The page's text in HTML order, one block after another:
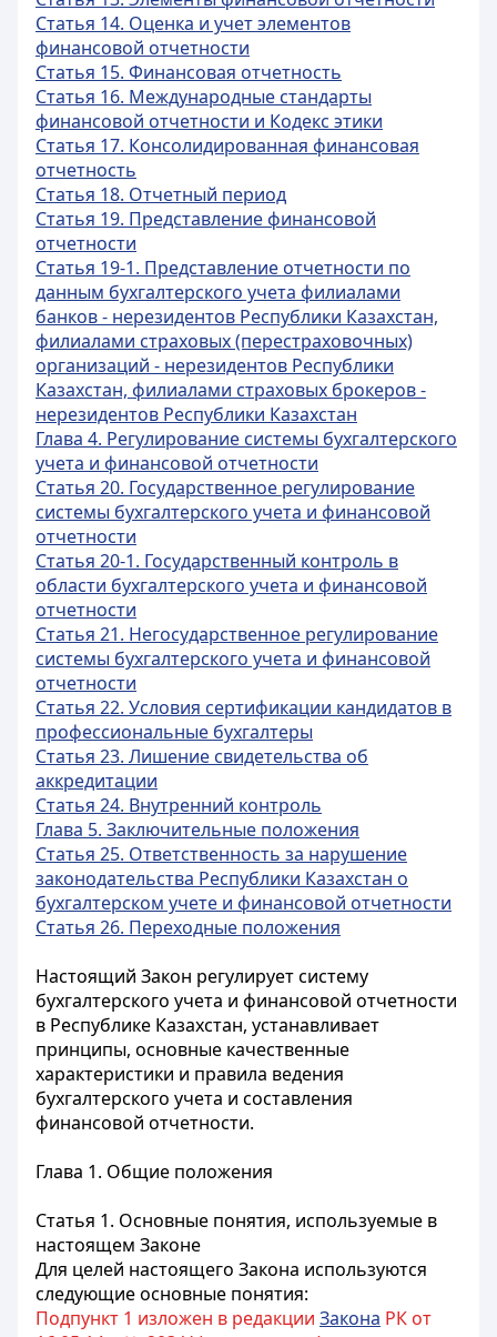
Статья 14. Оценка и учет элементов
финансовой отчетности
Статья 15. Финансовая отчетность
Статья 16. Международные стандарты
финансовой отчетности и Кодекс этики
Статья 17. Консолидированная финансовая
отчетность
Статья 18. Отчетный период
Статья 19. Представление финансовой
отчетности
Статья 19-1. Представление отчетности по
данным бухгалтерского учета филиалами
банков - нерезидентов Республики Казахстан,
филиалами страховых (перестраховочных)
организаций - нерезидентов Республики
Казахстан, филиалами страховых брокеров -
нерезидентов Республики Казахстан
Глава 4. Регулирование системы бухгалтерского
учета и финансовой отчетности
Статья 20. Государственное регулирование
системы бухгалтерского учета и финансовой
отчетности
Статья 20-1. Государственный контроль в
области бухгалтерского учета и финансовой
отчетности
Статья 21. Негосударственное регулирование
системы бухгалтерского учета и финансовой
отчетности
Статья 22. Условия сертификации кандидатов в
профессиональные бухгалтеры
Статья 23. Лишение свидетельства об
аккредитации
Статья 24. Внутренний контроль
Глава 5. Заключительные положения
Статья 25. Ответственность за нарушение
законодательства Республики Казахстан о
бухгалтерском учете и финансовой отчетности
Статья 26. Переходные положения
Настоящий Закон регулирует систему
бухгалтерского учета и финансовой отчетности
в Республике Казахстан, устанавливает
принципы, основные качественные
характеристики и правила ведения
бухгалтерского учета и составления
финансовой отчетности.
Глава 1. Общие положения
Статья 1. Основные понятия, используемые в
настоящем Законе
Для целей настоящего Закона используются
следующие основные понятия:
Подпункт 1 изложен в редакции Закона РК от